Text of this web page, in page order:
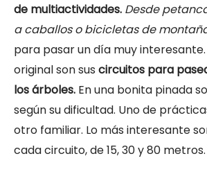
de multiactividades. Desde
a caballos o bicicletas de
para pasar un día muy
original son sus circuitos para
los árboles. En una bonita pinada
según su dificultad. Uno de
otro familiar. Lo más interesante
cada circuito, de 15, 30 y 80 metros.